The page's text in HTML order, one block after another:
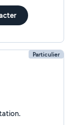
Particulier
ma présentation.